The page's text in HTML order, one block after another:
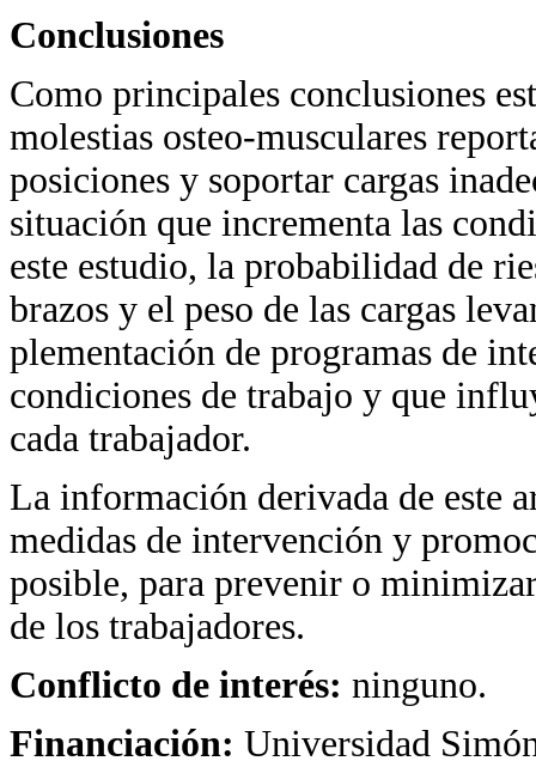
Conclusiones
Como principales conclusiones
molestias osteo-musculares
posiciones y soportar cargas
situación que incrementa las
este estudio, la probabilidad de
brazos y el peso de las cargas
plementación de programas de
condiciones de trabajo y que
cada trabajador.
La información derivada de este
medidas de intervención y
posible, para prevenir o
de los trabajadores.
Conflicto de interés: ninguno.
Financiación: Universidad